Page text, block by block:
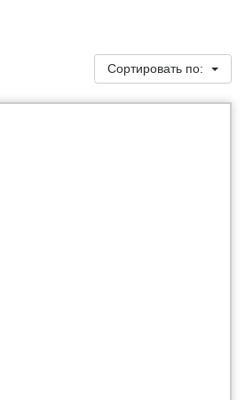
Сортировать по: